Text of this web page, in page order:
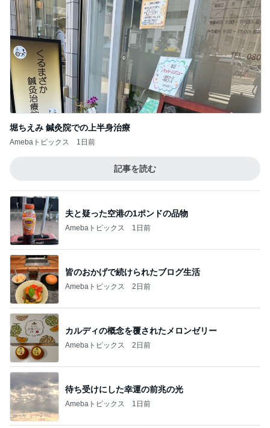
堀ちえみ 鍼灸院での上半身治療
Amebaトピックス 1日前
記事を読む
夫と疑った空港の1ポンドの品物
Amebaトピックス 1日前
皆のおかげで続けられたブログ生活
Amebaトピックス 2日前
カルディの概念を覆されたメロンゼリー
Amebaトピックス 2日前
待ち受けにした幸運の前兆の光
Amebaトピックス 1日前